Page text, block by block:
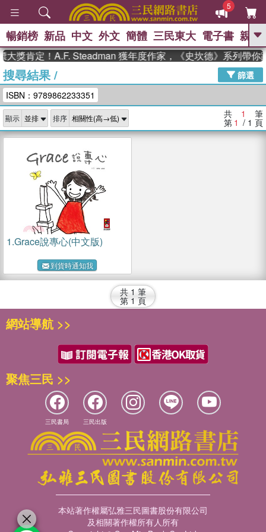
5
GO
The Odyssey 、
父親節 、 如果歷史是一群喵 、 暑期
念華 、 台灣的李登輝時代 、 數學女
孩：黎曼猜想
偉大的迷走神經
暢銷榜 新品 中文 外文 簡體 三民東大 電子書 親子
獎肯定！A.F. Steadman 獲年度作家，《史坎德》系列帶你
搜尋結果/
篩選
ISBN：9789862233351
顯示 排序 共 1 筆
第 1 / 1 頁
1.Grace說專心(中文版)
到貨時通知我
共 1 筆
第 1 頁
網站導航 >>
聚焦三民 >>
三民書局 三民出版
本站著作權屬弘雅三民圖書股份有限公司
及相關著作權所有人所有